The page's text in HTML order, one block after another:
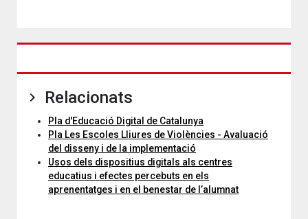
Relacionats
Pla d'Educació Digital de Catalunya
Pla Les Escoles Lliures de Violències - Avaluació
del disseny i de la implementació
Usos dels dispositius digitals als centres
educatius i efectes percebuts en els
aprenentatges i en el benestar de l’alumnat